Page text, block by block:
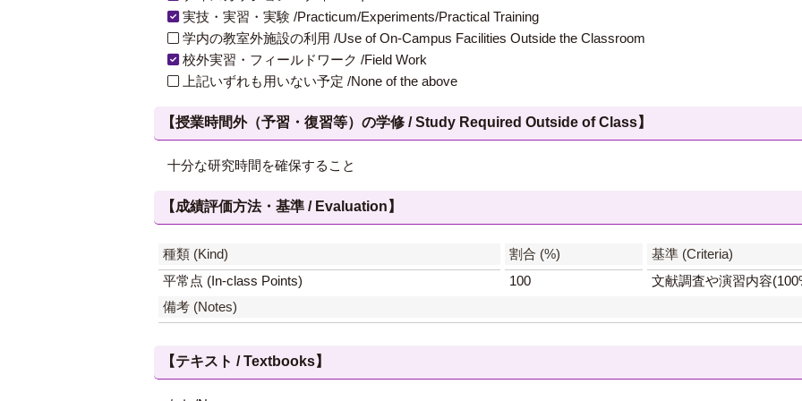
実技・実習・実験 /Practicum/Experiments/Practical Training
学内の教室外施設の利用 /Use of On-Campus Facilities Outside the Classroom
校外実習・フィールドワーク /Field Work
上記いずれも用いない予定 /None of the above
【授業時間外（予習・復習等）の学修 / Study Required Outside of Class】
十分な研究時間を確保すること
【成績評価方法・基準 / Evaluation】
種類 (Kind) 割合 (%)
基準 (Criteria)
平常点 (In-class Points)
100
文献調査や演習内容
備考 (Notes)
【テキスト / Textbooks】